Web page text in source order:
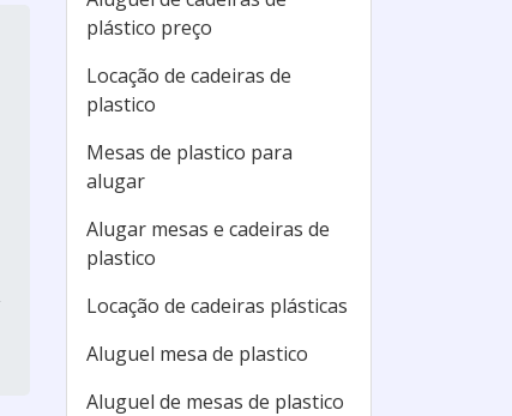
plástico preço
Locação de cadeiras de
plastico
Mesas de plastico para
alugar
Alugar mesas e cadeiras de
plastico
Locação de cadeiras plásticas
Aluguel mesa de plastico
Aluguel de mesas de plastico